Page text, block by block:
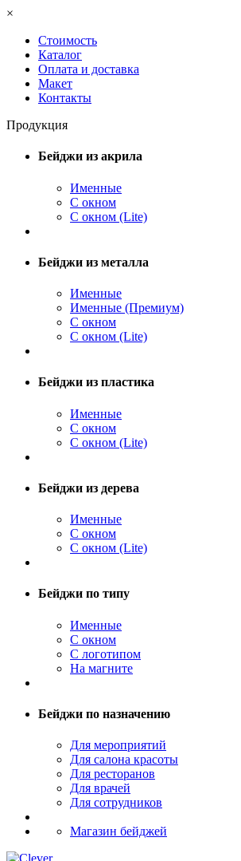
×
Стоимость
Каталог
Оплата и доставка
Макет
Контакты
Продукция
Бейджи из акрила
Именные
С окном
С окном (Lite)
Бейджи из металла
Именные
Именные (Премиум)
С окном
С окном (Lite)
Бейджи из пластика
Именные
С окном
С окном (Lite)
Бейджи из дерева
Именные
С окном
С окном (Lite)
Бейджи по типу
Именные
С окном
С логотипом
На магните
Бейджи по назначению
Для мероприятий
Для салона красоты
Для ресторанов
Для врачей
Для сотрудников
Магазин бейджей